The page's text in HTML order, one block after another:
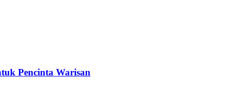
Pencinta Warisan